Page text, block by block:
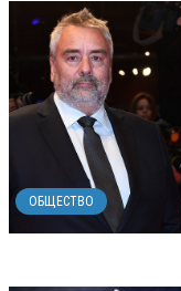
ОБЩЕСТВО